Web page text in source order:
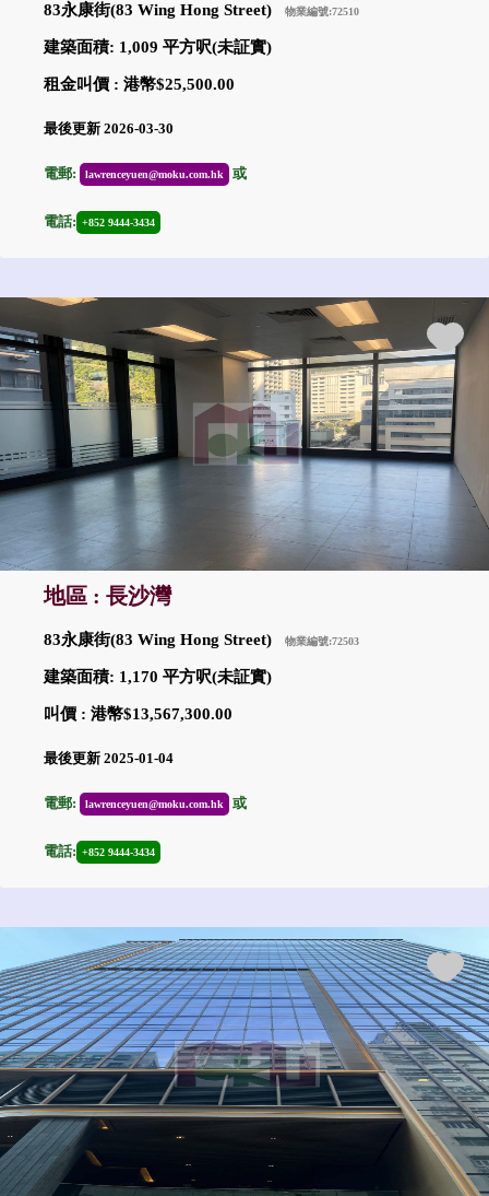
83永康街(83 Wing Hong Street) 物業編號:72510
建築面積: 1,009 平方呎(未証實)
租金叫價 : 港幣$25,500.00
最後更新 2026-03-30
電郵: lawrenceyuen@moku.com.hk 或
電話: +852 9444-3434
地區 : 長沙灣
83永康街(83 Wing Hong Street) 物業編號:72503
建築面積: 1,170 平方呎(未証實)
叫價 : 港幣$13,567,300.00
最後更新 2025-01-04
電郵: lawrenceyuen@moku.com.hk 或
電話: +852 9444-3434